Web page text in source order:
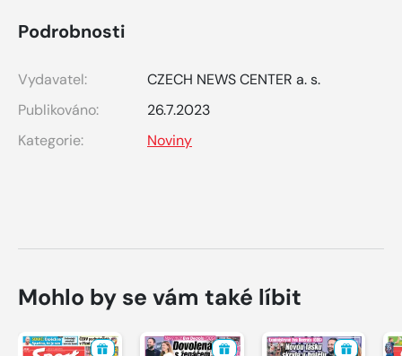
Podrobnosti
Vydavatel:
CZECH NEWS CENTER a. s.
Publikováno:
26.7.2023
Kategorie:
Noviny
Mohlo by se vám také líbit